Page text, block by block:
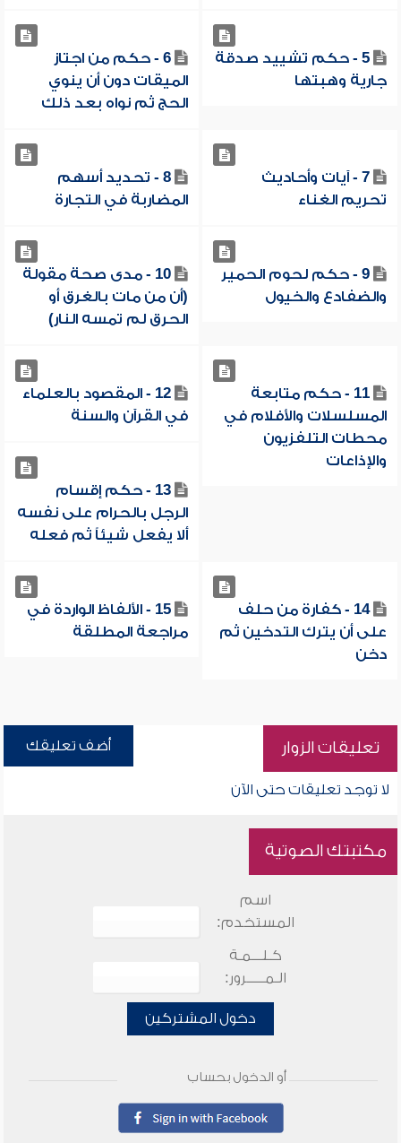
5 - حكم تشييد صدقة
جارية وهبتها
6 - حكم من اجتاز
الميقات دون أن ينوي
الحج ثم نواه بعد ذلك
7 - آيات وأحاديث
تحريم الغناء
8 - تحديد أسهم
المضاربة في التجارة
9 - حكم لحوم الحمير
والضفادع والخيول
10 - مدى صحة مقولة
(أن من مات بالغرق أو
الحرق لم تمسه النار)
11 - حكم متابعة
المسلسلات والأفلام في
محطات التلفزيون
والإذاعات
12 - المقصود بالعلماء
في القرآن والسنة
13 - حكم إقسام
الرجل بالحرام على نفسه
ألا يفعل شيئاً ثم فعله
14 - كفارة من حلف
على أن يترك التدخين ثم
دخن
15 - الألفاظ الواردة في
مراجعة المطلقة
تعليقات الزوار أضف تعليقك
لا توجد تعليقات حتى الآن
مكتبتك الصوتية
اسم
المستخدم:
كـلـــمـة
الـمـــــرور:
دخول المشتركين
أو الدخول بحساب